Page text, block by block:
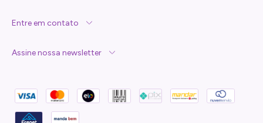
Entre em contato
Assine nossa newsletter